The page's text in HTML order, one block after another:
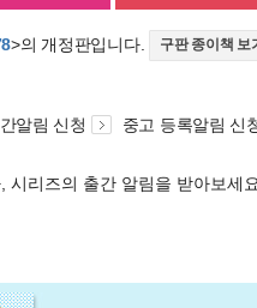
>의 개정판입니다. 구판 종이책 보
알림 신청 중고 등록알림 신
시리즈의 출간 알림을 받아보세요